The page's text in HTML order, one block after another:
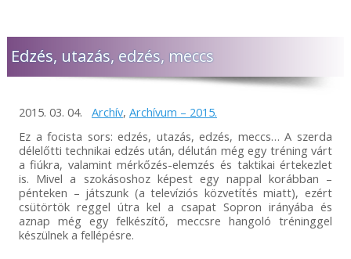
Edzés, utazás, edzés, meccs
2015. 03. 04. Archív, Archívum – 2015.
Ez a focista sors: edzés, utazás, edzés, meccs… A szerda
délelőtti technikai edzés után, délután még egy tréning várt
a fiúkra, valamint mérkőzés-elemzés és taktikai értekezlet
is. Mivel a szokásoshoz képest egy nappal korábban –
pénteken – játszunk (a televíziós közvetítés miatt), ezért
csütörtök reggel útra kel a csapat Sopron irányába és
aznap még egy felkészítő, meccsre hangoló tréninggel
készülnek a fellépésre.